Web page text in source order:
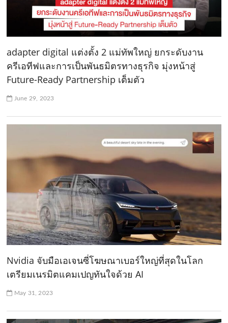
adapter digital แต่งตั้ง 2 แม่ทัพใหญ่ ยกระดับงาน
ครีเอทีฟและการเป็นพันธมิตรทางธุรกิจ มุ่งหน้าสู่
Future-Ready Partnership เต็มตัว
June 29, 2023
Nvidia จับมือเอเจนซี่โฆษณาเบอร์ใหญ่ที่สุดในโลก
เตรียมเนรมิตแคมเปญทันใจด้วย AI
May 31, 2023